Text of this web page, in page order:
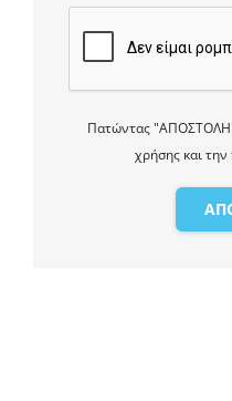
Πατώντας
χρήσης και